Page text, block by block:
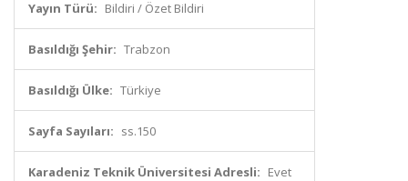
Yayın Türü: Bildiri / Özet Bildiri
Basıldığı Şehir: Trabzon
Basıldığı Ülke: Türkiye
Sayfa Sayıları: ss.150
Karadeniz Teknik Üniversitesi Adresli: Evet